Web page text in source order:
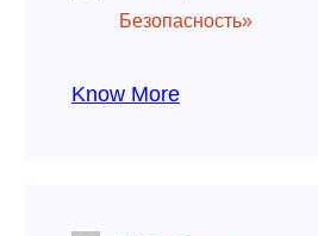
Безопасность»
Know More